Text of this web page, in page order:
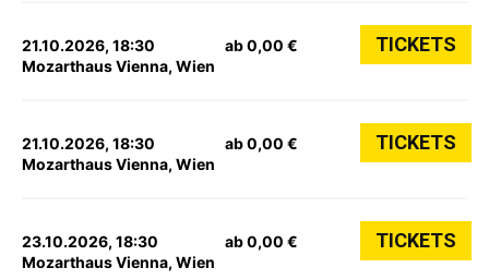
21.10.2026, 18:30
Mozarthaus Vienna, Wien
ab 0,00 € TICKETS
21.10.2026, 18:30
Mozarthaus Vienna, Wien
ab 0,00 € TICKETS
23.10.2026, 18:30
Mozarthaus Vienna, Wien
ab 0,00 € TICKETS